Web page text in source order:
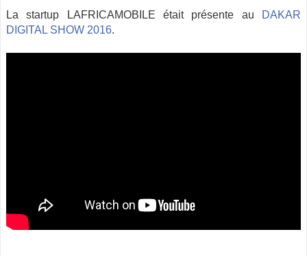
La startup LAFRICAMOBILE était présente au
DAKAR
DIGITAL SHOW 2016.